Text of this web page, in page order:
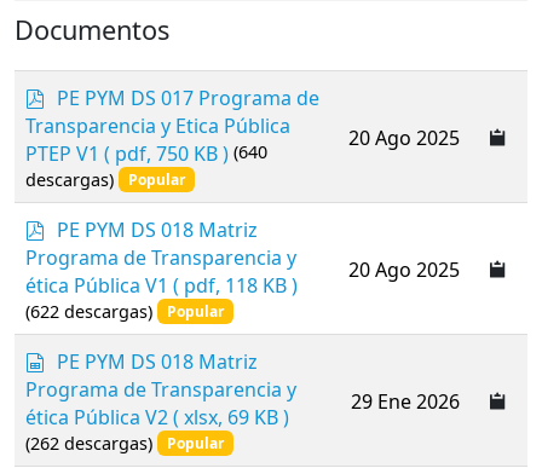
Documentos
p
d
f
PE PYM DS 017 Programa de
Transparencia y Etica Pública
PTEP V1 ( pdf, 750 KB ) (640
descargas)
Popular
20 Ago 2025
p
d
f
PE PYM DS 018 Matriz
Programa de Transparencia y
ética Pública V1 ( pdf, 118 KB )
(622 descargas) Popular
20 Ago 2025
p
r
e
a
PE PYM DS 018 Matriz
Programa de Transparencia y
ética Pública V2 ( xlsx, 69 KB )
(262 descargas) Popular
29 Ene 2026